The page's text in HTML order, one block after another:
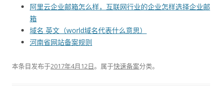
阿里云企业邮箱怎么样，互联网行业的企业怎样选择企业邮
箱
域名 英文（world域名代表什么意思）
河南省网站备案规则
本条目发布于2017年4月12日。属于快速备案分类。